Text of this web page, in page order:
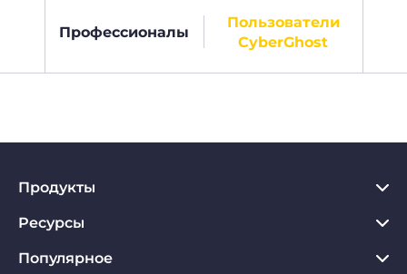
Профессионалы
Пользователи
CyberGhost
Продукты
VPN для PC
VPN для Chrome
Ресурсы
Что такое VPN
Популярное